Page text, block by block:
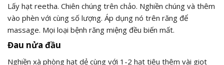
Lấy hạt reetha. Chiên chúng trên chảo. Nghiền chúng và thêm
vào phèn với cùng số lượng. Áp dụng nó trên răng để
massage. Mọi loại bệnh răng miệng đều biến mất.
Đau nửa đầu
Nghiền xà phòng hạt dẻ cùng với 1-2 hạt tiêu thêm vài giọt